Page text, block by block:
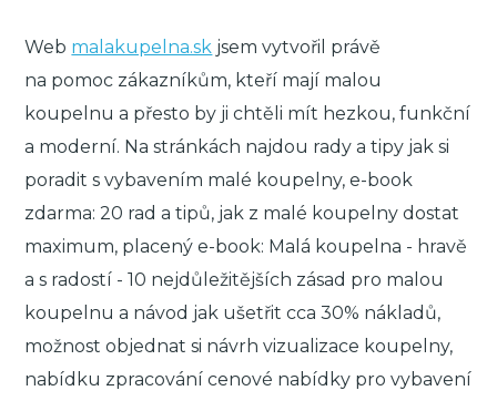
Web malakupelna.sk jsem vytvořil právě
na pomoc zákazníkům, kteří mají malou
koupelnu a přesto by ji chtěli mít hezkou, funkční
a moderní. Na stránkách najdou rady a tipy jak si
poradit s vybavením malé koupelny, e-book
zdarma: 20 rad a tipů, jak z malé koupelny dostat
maximum, placený e-book: Malá koupelna - hravě
a s radostí - 10 nejdůležitějších zásad pro malou
koupelnu a návod jak ušetřit cca 30% nákladů,
možnost objednat si návrh vizualizace koupelny,
nabídku zpracování cenové nabídky pro vybavení